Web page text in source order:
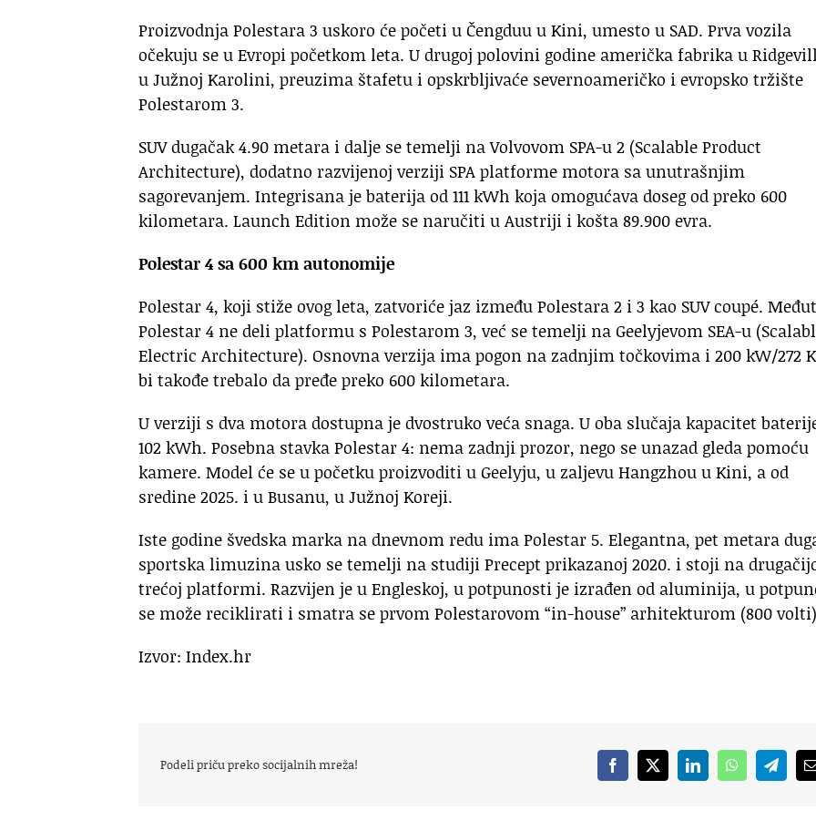
Proizvodnja Polestara 3 uskoro će početi u Čengduu u Kini, umesto u SAD. Prva vozila
očekuju se u Evropi početkom leta. U drugoj polovini godine američka fabrika u
u Južnoj Karolini, preuzima štafetu i opskrbljivaće severnoameričko i evropsko tržište
Polestarom 3.
SUV dugačak 4.90 metara i dalje se temelji na Volvovom SPA-u 2 (Scalable Product
Architecture), dodatno razvijenoj verziji SPA platforme motora sa unutrašnjim
sagorevanjem. Integrisana je baterija od 111 kWh koja omogućava doseg od preko 600
kilometara. Launch Edition može se naručiti u Austriji i košta 89.900 evra.
Polestar 4 sa 600 km autonomije
Polestar 4, koji stiže ovog leta, zatvoriće jaz između Polestara 2 i 3 kao SUV coupé.
Polestar 4 ne deli platformu s Polestarom 3, već se temelji na Geelyjevom SEA-u
Electric Architecture). Osnovna verzija ima pogon na zadnjim točkovima i 200 kW/272
bi takođe trebalo da pređe preko 600 kilometara.
U verziji s dva motora dostupna je dvostruko veća snaga. U oba slučaja kapacitet
102 kWh. Posebna stavka Polestar 4: nema zadnji prozor, nego se unazad gleda pomoću
kamere. Model će se u početku proizvoditi u Geelyju, u zaljevu Hangzhou u Kini, a od
sredine 2025. i u Busanu, u Južnoj Koreji.
Iste godine švedska marka na dnevnom redu ima Polestar 5. Elegantna, pet metara
sportska limuzina usko se temelji na studiji Precept prikazanoj 2020. i stoji na
trećoj platformi. Razvijen je u Engleskoj, u potpunosti je izrađen od aluminija, u
se može reciklirati i smatra se prvom Polestarovom “in-house” arhitekturom (800
Izvor: Index.hr
Podeli priču preko socijalnih mreža! Facebook
X LinkedInWhatsApp